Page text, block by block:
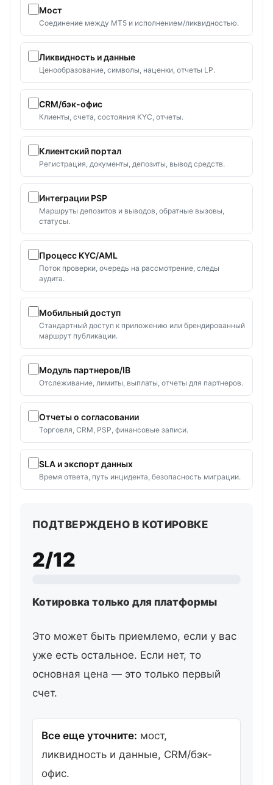
Мост
Соединение между MT5 и исполнением/ликвидностью.
Ликвидность и данные
Ценообразование, символы, наценки, отчеты LP.
CRM/бэк-офис
Клиенты, счета, состояния KYC, отчеты.
Клиентский портал
Регистрация, документы, депозиты, вывод средств.
Интеграции PSP
Маршруты депозитов и выводов, обратные вызовы,
статусы.
Процесс KYC/AML
Поток проверки, очередь на рассмотрение, следы
аудита.
Мобильный доступ
Стандартный доступ к приложению или брендированный
маршрут публикации.
Модуль партнеров/IB
Отслеживание, лимиты, выплаты, отчеты для партнеров.
Отчеты о согласовании
Торговля, CRM, PSP, финансовые записи.
SLA и экспорт данных
Время ответа, путь инцидента, безопасность миграции.
ПОДТВЕРЖДЕНО В КОТИРОВКЕ
2/12
Котировка только для платформы
Это может быть приемлемо, если у вас
уже есть остальное. Если нет, то
основная цена — это только первый
счет.
Все еще уточните: мост,
ликвидность и данные, CRM/бэк-
офис.